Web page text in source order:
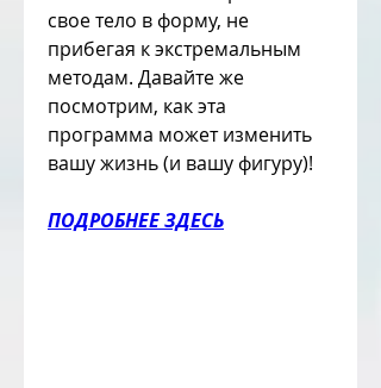
свое тело в форму, не
прибегая к экстремальным
методам. Давайте же
посмотрим, как эта
программа может изменить
вашу жизнь (и вашу фигуру)!
ПОДРОБНЕЕ ЗДЕСЬ